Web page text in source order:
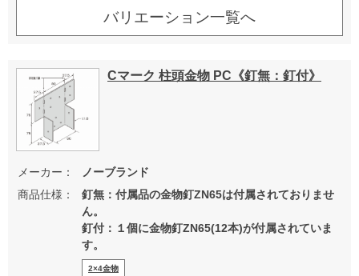
バリエーション一覧へ
Cマーク 柱頭金物 PC《釘無：釘付》
メーカー：
ノーブランド
商品仕様：
釘無：付属品の金物釘ZN65は付属されておりませ
ん。
釘付：１個に金物釘ZN65(12本)が付属されていま
す。
2×4金物